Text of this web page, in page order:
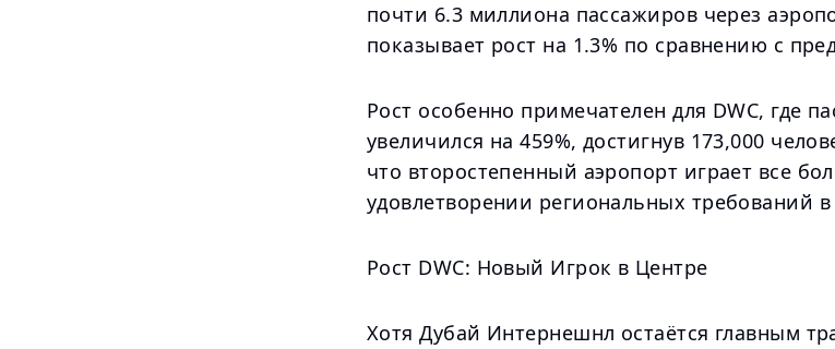
почти 6.3 миллиона пассажиров через
показывает рост на 1.3% по сравнению с
Рост особенно примечателен для DWC, где
увеличился на 459%, достигнув 173,000
что второстепенный аэропорт играет все
удовлетворении региональных требований
Рост DWC: Новый Игрок в Центре
Хотя Дубай Интернешнл остаётся главным